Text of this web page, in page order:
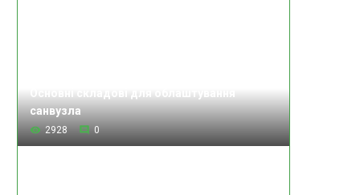
санвузла
2928 0